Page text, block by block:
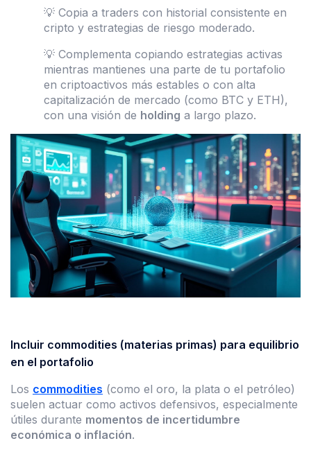
💡 Copia a traders con historial consistente en
cripto y estrategias de riesgo moderado.
💡 Complementa copiando estrategias activas
mientras mantienes una parte de tu portafolio
en criptoactivos más estables o con alta
capitalización de mercado (como BTC y ETH),
con una visión de holding a largo plazo.
Incluir commodities (materias primas) para equilibrio
en el portafolio
Los commodities (como el oro, la plata o el petróleo)
suelen actuar como activos defensivos, especialmente
útiles durante momentos de incertidumbre
económica o inflación.